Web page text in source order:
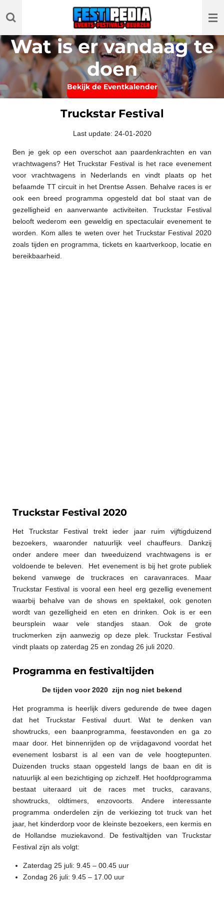
direct
de
hoofdinhoud
Wat is er vandaag te
doen
Bekijk de Eventkalender
Truckstar Festival
Last update: 24-01-2020
Ben je gek op een overschot aan paardenkrachten en van
vrachtwagens? Het Truckstar Festival is het race evenement
voor vrachtwagens in Nederlands en vindt plaats op het
befaamde TT circuit in het Drentse Assen. Behalve races is er
ook een breed programma opgesteld dat bol staat van de
gezelligheid en aanverwante activiteiten. Truckstar Festival
belooft wederom een geweldig en spectaculair evenement te
worden. Kom alles te weten over het Truckstar Festival 2020
zoals tijden en programma, tickets en kaartverkoop, locatie en
bereikbaarheid.
Truckstar Festival 2020
Het Truckstar Festival trekt ieder jaar ruim vijftigduizend
bezoekers, waaronder natuurlijk veel chauffeurs. Dankzij
onder andere meer dan tweeduizend vrachtwagens is er
voldoende te beleven. Het evenement is bij het grote publiek
bekend vanwege de truckraces en caravanraces. Maar
Truckstar Festival is vooral een heel erg gezellig evenement
waarbij behalve van de shows en spektakel, ook genoten
wordt van gezelligheid en eten en drinken. Ook is er een
beursplein waar vele standjes staan. Ook de grote
truckmerken zijn aanwezig op deze plek. Truckstar Festival
vindt plaats op zaterdag 25 en zondag 26 juli 2020.
Programma en festivaltijden
De tijden voor 2020 zijn nog niet bekend
Het programma is heerlijk divers gedurende de twee dagen
dat het Truckstar Festival duurt. Wat te denken van
showtrucks, een baanprogramma, feestavonden en ga zo
maar door. Het binnenrijden op de vrijdagavond voordat het
evenement losbarst is al een van de vele hoogtepunten.
Duizenden trucks staan opgesteld langs de baan en dit is
natuurlijk al een bezichtiging op zichzelf. Het hoofdprogramma
bestaat uiteraard uit de races met trucks, caravans,
showtrucks, oldtimers, enzovoorts. Andere interessante
programma onderdelen zijn de verkiezing tot truck van het
jaar, het kinderdorp voor de kleinste bezoekers, een kermis en
de Hollandse muziekavond. De festivaltijden van Truckstar
Festival zijn als volgt:
Zaterdag 25 juli: 9.45 – 00.45 uur
Zondag 26 juli: 9.45 – 17.00 uur